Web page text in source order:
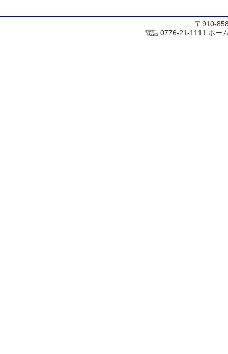
〒910-
電話:0776-21-1111 ホー